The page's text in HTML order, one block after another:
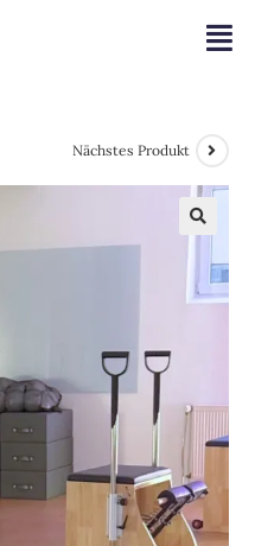
Nächstes Produkt